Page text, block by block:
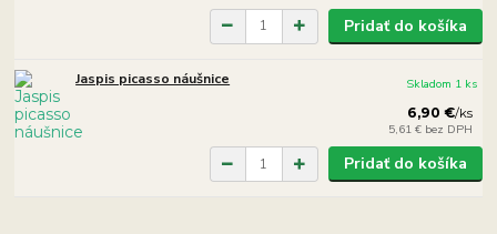
Pridať do košíka
Jaspis picasso náušnice
6,90 €/ks
5,61 € bez DPH
Skladom 1 ks
Pridať do košíka